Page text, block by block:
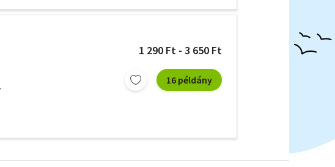
1 290 Ft - 3 650 Ft
16 példány